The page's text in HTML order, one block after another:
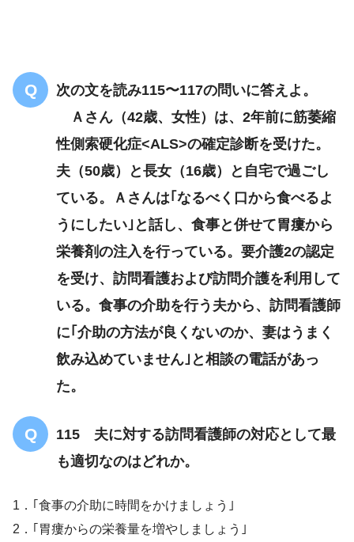
入院後2日 壁や布団に虫がたくさんいる
アルコール依存症の退院指導
次の文を読み115〜117の問いに答えよ。
Ａさん（42歳、女性）は、2年前に筋萎縮
性側索硬化症<ALS>の確定診断を受けた。
夫（50歳）と長女（16歳）と自宅で過ごし
ている。Ａさんは｢なるべく口から食べるよ
うにしたい｣と話し、食事と併せて胃瘻から
栄養剤の注入を行っている。要介護2の認定
を受け、訪問看護および訪問介護を利用して
いる。食事の介助を行う夫から、訪問看護師
に｢介助の方法が良くないのか、妻はうまく
飲み込めていません｣と相談の電話があっ
た。
115 夫に対する訪問看護師の対応として最
も適切なのはどれか。
1．｢食事の介助に時間をかけましょう｣
2．｢胃瘻からの栄養量を増やしましょう｣